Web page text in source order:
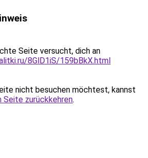
Seite versucht, dich an
8GlD1iS/159bBkX.html
nicht besuchen möchtest, kannst
Seite zurückkehren.